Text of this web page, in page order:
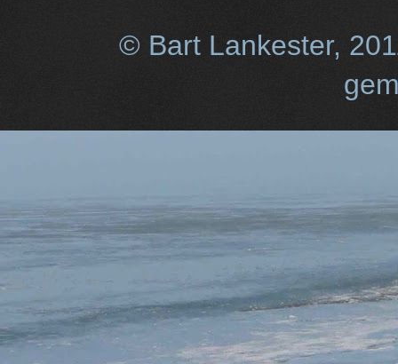
© Bart Lankester,